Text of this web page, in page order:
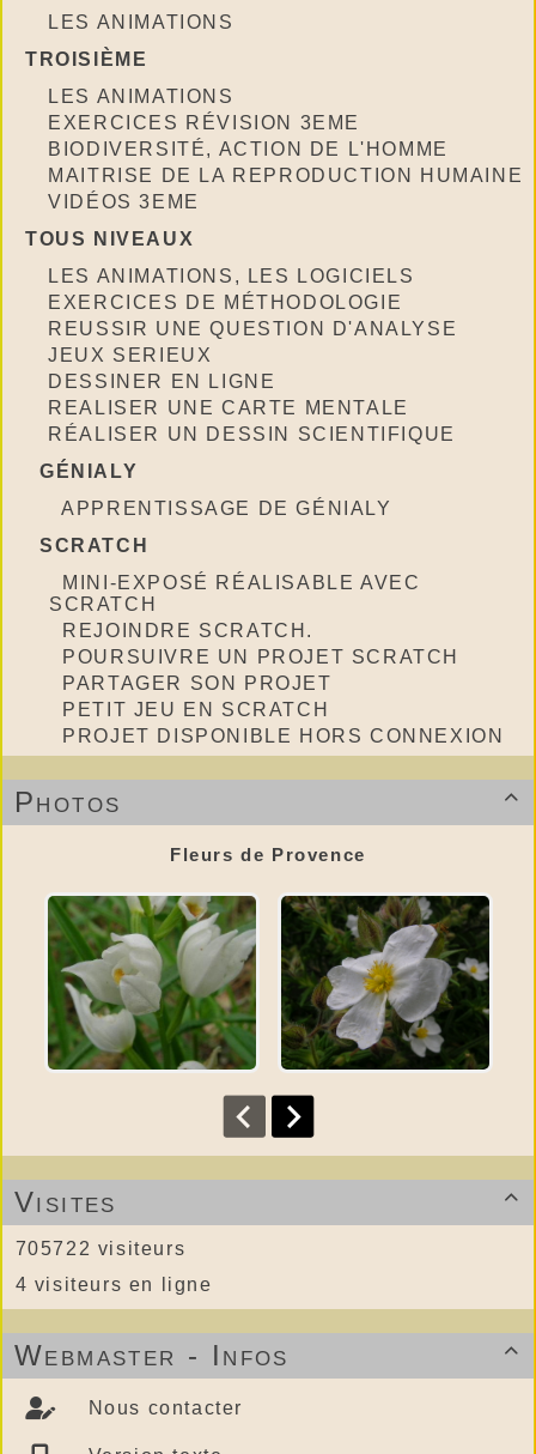
LES ANIMATIONS
TROISIÈME
LES ANIMATIONS
EXERCICES RÉVISION 3EME
BIODIVERSITÉ, ACTION DE L'HOMME
MAITRISE DE LA REPRODUCTION HUMAINE
VIDÉOS 3EME
TOUS NIVEAUX
LES ANIMATIONS, LES LOGICIELS
EXERCICES DE MÉTHODOLOGIE
REUSSIR UNE QUESTION D'ANALYSE
JEUX SERIEUX
DESSINER EN LIGNE
REALISER UNE CARTE MENTALE
RÉALISER UN DESSIN SCIENTIFIQUE
GÉNIALY
APPRENTISSAGE DE GÉNIALY
SCRATCH
MINI-EXPOSÉ RÉALISABLE AVEC
SCRATCH
REJOINDRE SCRATCH.
POURSUIVRE UN PROJET SCRATCH
PARTAGER SON PROJET
PETIT JEU EN SCRATCH
PROJET DISPONIBLE HORS CONNEXION

Photos
Fleurs de Provence

Visites
705722 visiteurs
4 visiteurs en ligne

Webmaster - Infos
Nous contacter